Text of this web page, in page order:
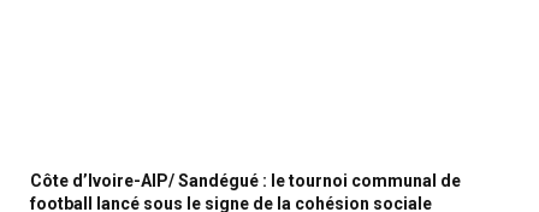
Côte d’Ivoire-AIP/ Sandégué : le tournoi communal de
football lancé sous le signe de la cohésion sociale